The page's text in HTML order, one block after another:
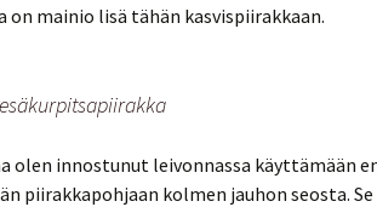
on mainio lisä tähän kasvispiirakkaan.
olen innostunut leivonnassa käyttämään
piirakkapohjaan kolmen jauhon seosta.